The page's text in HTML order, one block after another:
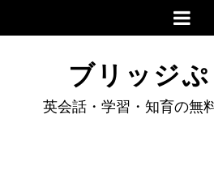
ブリッジ
英会話・学習・知育の無